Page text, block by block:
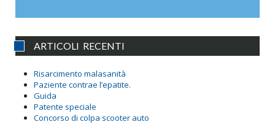
ARTICOLI RECENTI
Risarcimento malasanità
Paziente contrae l’epatite.
Guida
Patente speciale
Concorso di colpa scooter auto